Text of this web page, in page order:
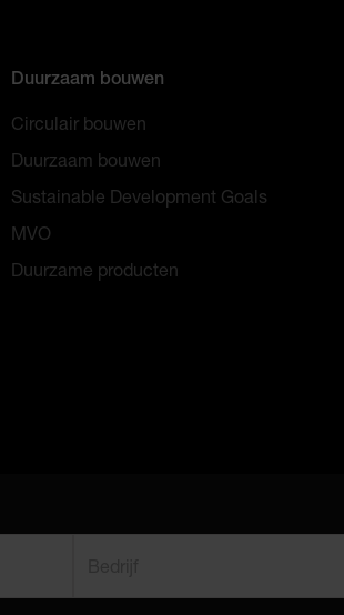
Duurzaam bouwen
Circulair bouwen
Duurzaam bouwen
Sustainable Development Goals
MVO
Duurzame producten